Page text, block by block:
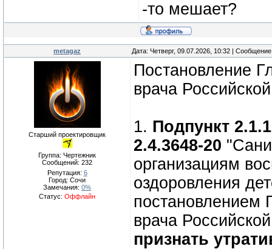
-то мешает?
metagaz Дата: Четверг, 09.07.2026, 10:32 |
Старший проектировщик
Группа: Чертежник
Сообщений: 232
Репутация: 6
Город: Сочи
Замечания: 0%
Статус: Оффлайн
Постановление
врача
1. Подпункт
2.4.3648-20
организациям
оздоровления
постановлением
врача
признать